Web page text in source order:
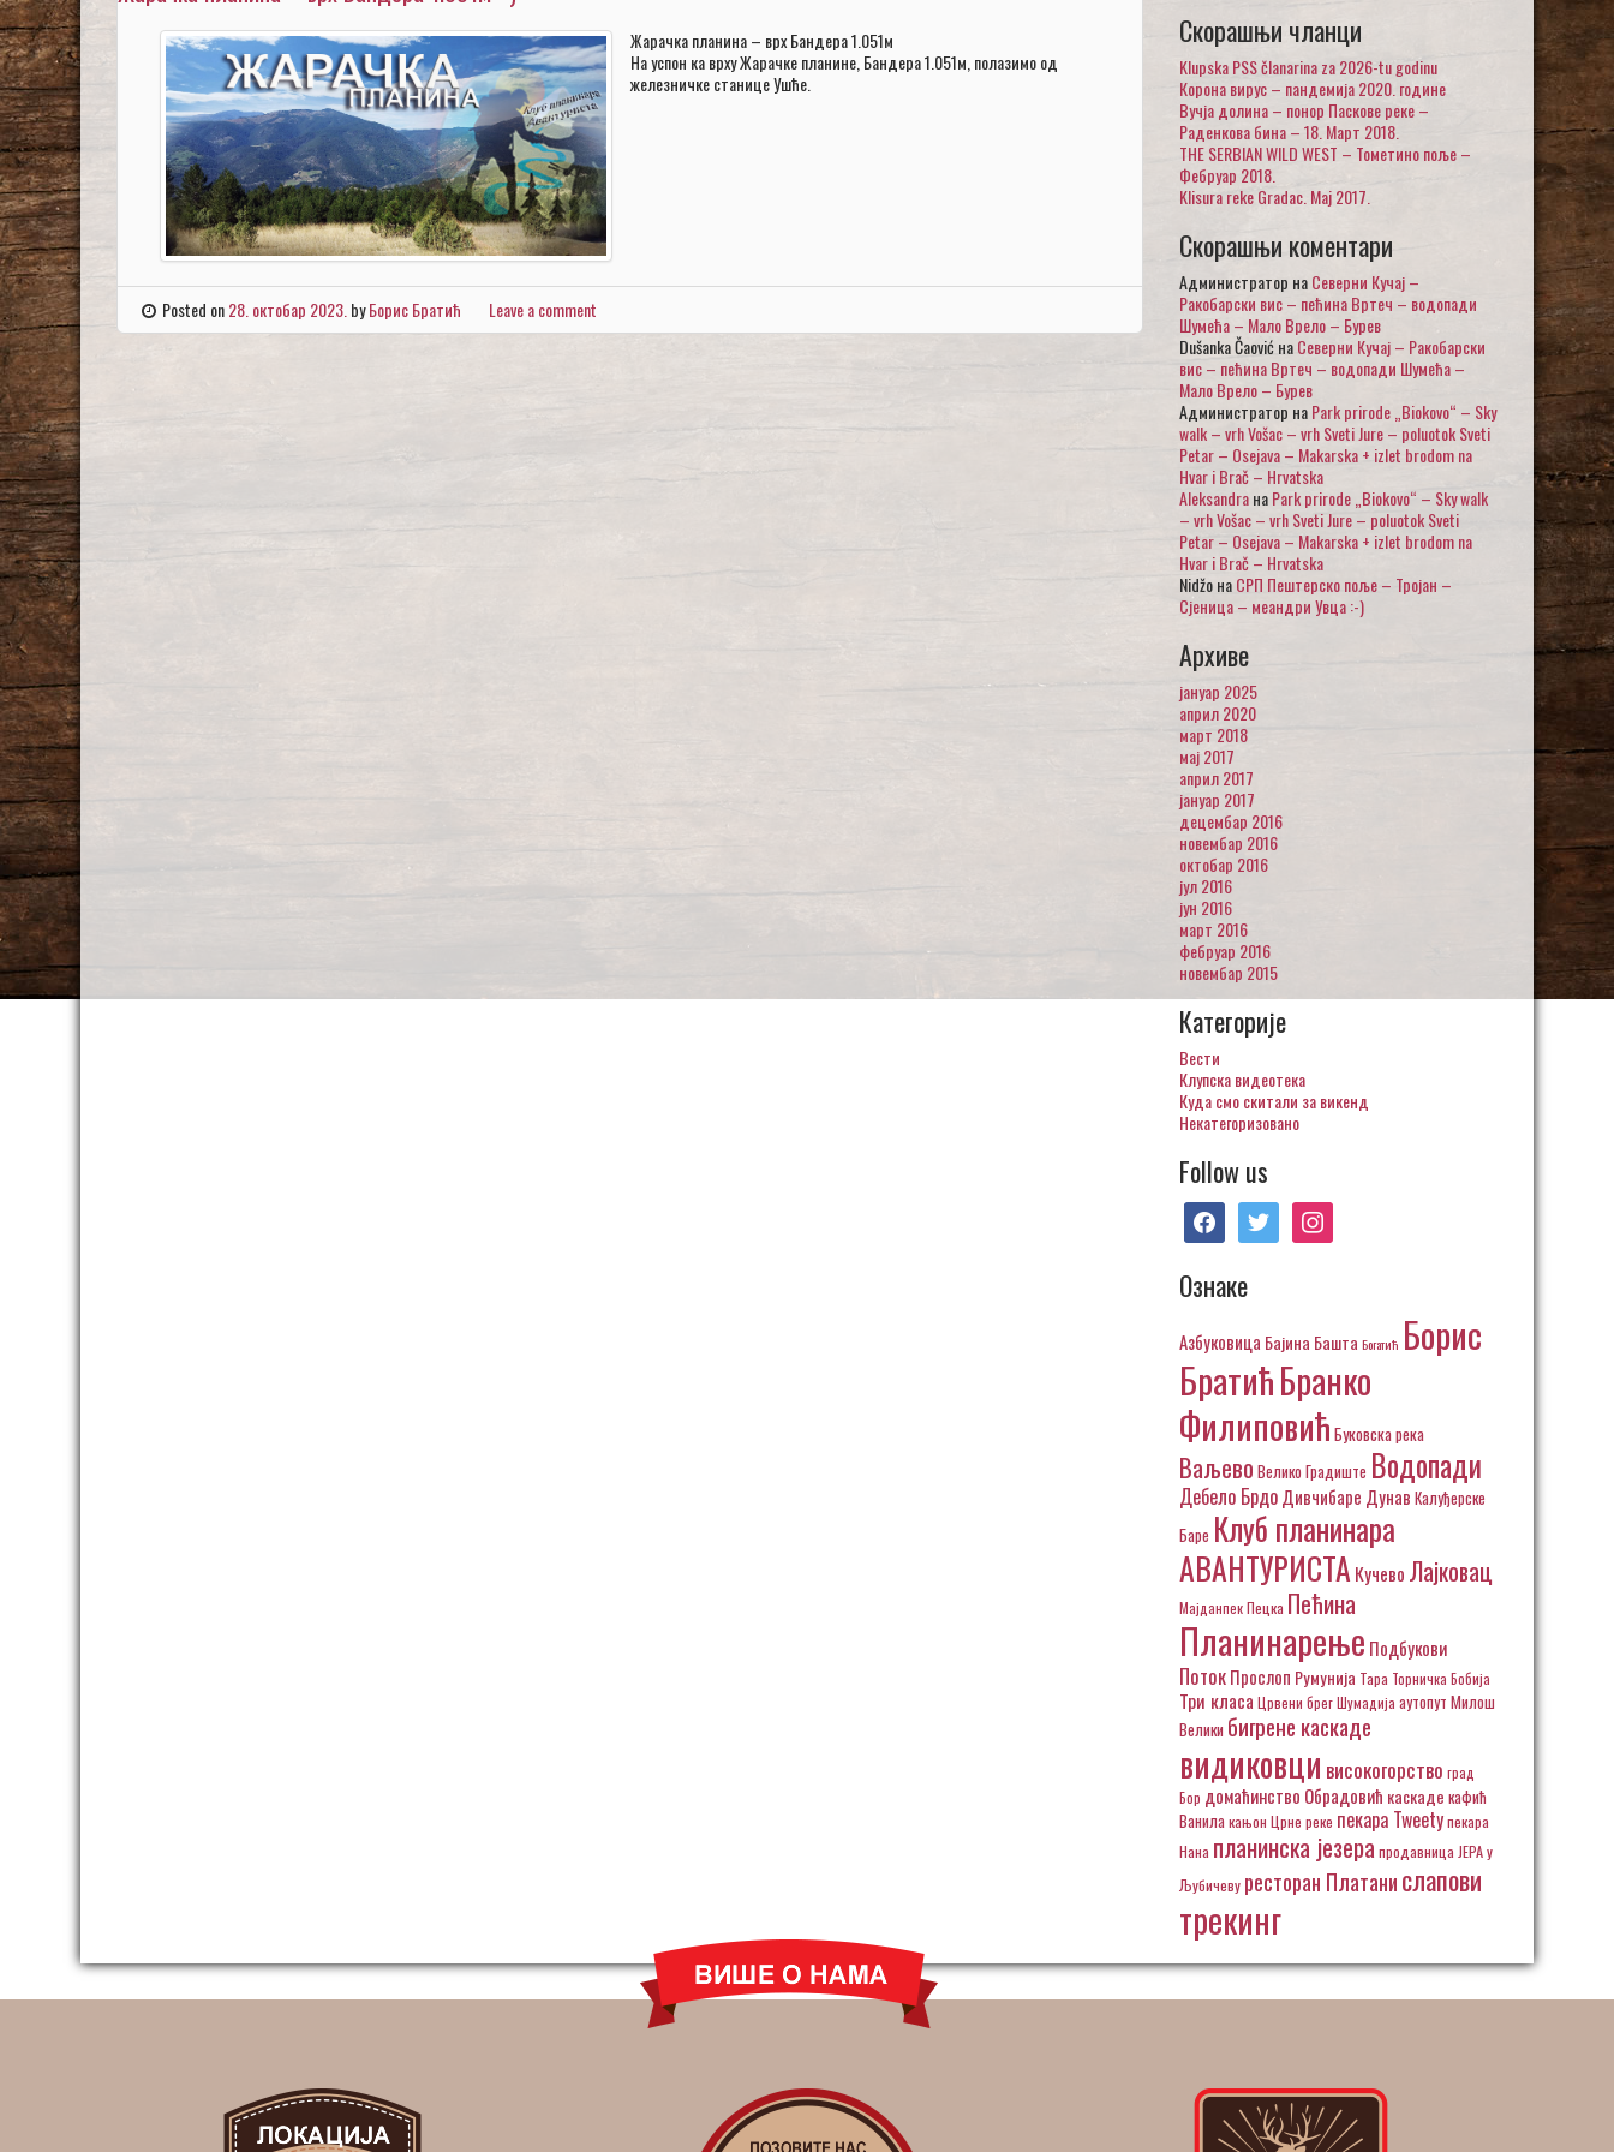
Жарачка планина – врх Бандера 1.051м
На успон ка врху Жарачке планине, Бандера 1.051м, полазимо од
железничке станице Ушће.
Posted on28. октобар 2023. byБорис Братић Leave a comment
Скорашњи чланци
Klupska PSS članarina za 2026-tu godinu
Корона вирус – пандемија 2020. године
Вучја долина – понор Паскове реке –
Раденкова бина – 18. Март 2018.
THE SERBIAN WILD WEST – Тометино поље –
Фебруар 2018.
Klisura reke Gradac. Maj 2017.
Скорашњи коментари
Администратор наСеверни Кучај –
Ракобарски вис – пећина Вртеч – водопади
Шумећа – Мало Врело – Бурев
Dušanka ČaovićнаСеверни Кучај – Ракобарски
вис – пећина Вртеч – водопади Шумећа –
Мало Врело – Бурев
Администратор наPark prirode „Biokovo“ – Sky
walk – vrh Vošac – vrh Sveti Jure – poluotok Sveti
Petar – Osejava – Makarska + izlet brodom na
Hvar i Brač – Hrvatska
AleksandraнаPark prirode „Biokovo“ – Sky walk
– vrh Vošac – vrh Sveti Jure – poluotok Sveti
Petar – Osejava – Makarska + izlet brodom na
Hvar i Brač – Hrvatska
NidžoнаСРП Пештерско поље – Тројан –
Сјеница – меандри Увца :-)
Архиве
јануар 2025
април 2020
март 2018
мај 2017
април 2017
јануар 2017
децембар 2016
новембар 2016
октобар 2016
јул 2016
јун 2016
март 2016
фебруар 2016
новембар 2015
Категорије
Вести
Клупска видеотека
Куда смо скитали за викенд
Некатегоризовано
Follow us
facebooktwitter instagram
Ознаке
Азбуковица Бајина Башта Богатић Борис
БратићБранко
Филиповић Буковска река
Ваљево Велико Градиште Водопади
Дебело БрдоДивчибаре Дунав Калуђерске
Баре Клуб планинара
АВАНТУРИСТА Кучево Лајковац
МајданпекПецка Пећина
Планинарење Подбукови
ПотокПрослоп Румунија Тара Торничка Бобија
Три класа Црвени брегШумадија аутопут Милош
Велики бигрене каскаде
видиковци високогорство град
Бор домаћинство Обрадовић каскаде кафић
Ванила кањон Црне реке пекара Tweetyпекара
Нана планинска језера продавница ЈЕРА у
Љубичеву ресторан Платанислапови
трекинг